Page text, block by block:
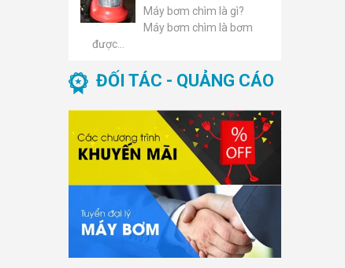
Động, Báo Giá Và Top
Máy Bơm Chìm Đáng
Máy bơm chìm là gì?
Máy bơm chìm là bơm
được...
ĐỐI TÁC - QUẢNG CÁO